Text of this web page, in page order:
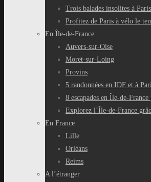
Trois balades insolites à Paris
Profitez de Paris à vélo le
En Île-de-France
Auvers-sur-Oise
Moret-sur-Loing
Provins
5 randonnées en IDF et à
8 escapades en Île-de-
Explorez l’Île-de-France
En France
Lille
Orléans
Reims
A l’étranger